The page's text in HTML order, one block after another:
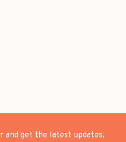
and get the latest updates,